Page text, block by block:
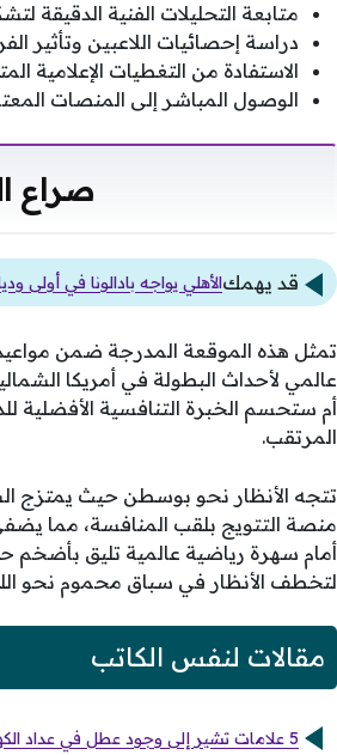
متابعة التحليلات الفنية الدقيقة
دراسة إحصائيات اللاعبين وتأثير
الاستفادة من التغطيات الإعلامية
الوصول المباشر إلى المنصات
صراع
قد يهمكالأهلي يواجه بادالونا في أولى
عالمي لأحداث البطولة في أمريكا
أم ستحسم الخبرة التنافسية
المرتقب.
تتجه الأنظار نحو بوسطن حيث يمتزج
منصة التتويج بلقب المنافسة، مما يضفي
أمام سهرة رياضية عالمية تليق بأضخم
لتخطف الأنظار في سباق محموم نحو
مقالات لنفس الكاتب
5 علامات تشير إلى وجود عطل في عداد الكهرباء تستوجب الفحص الفوري